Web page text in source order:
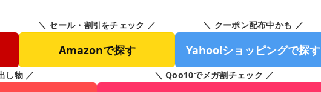
＼ セール・割引をチェック ／
Amazonで探す
＼ クーポン配布中かも ／
Yahoo!ショッピングで探す
し物 ／ ＼ Qoo10でメガ割チェック ／